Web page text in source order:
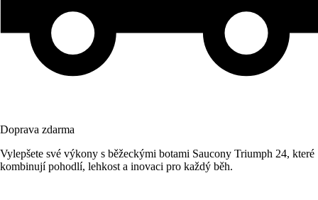
Doprava zdarma
Vylepšete své výkony s běžeckými botami Saucony Triumph 24, které
kombinují pohodlí, lehkost a inovaci pro každý běh.